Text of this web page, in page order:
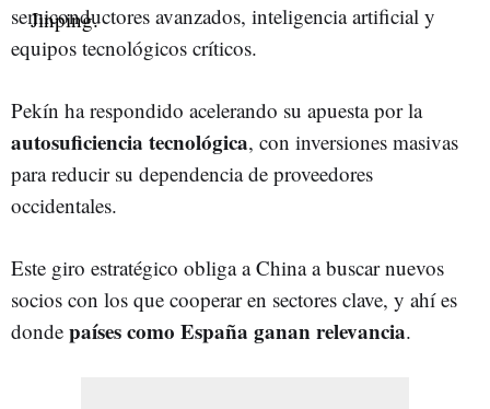
semiconductores avanzados, inteligencia artificial y
equipos tecnológicos críticos.
Pekín ha respondido acelerando su apuesta por la
autosuficiencia tecnológica, con inversiones masivas
para reducir su dependencia de proveedores
occidentales.
Este giro estratégico obliga a China a buscar nuevos
socios con los que cooperar en sectores clave, y ahí es
donde países como España ganan relevancia.